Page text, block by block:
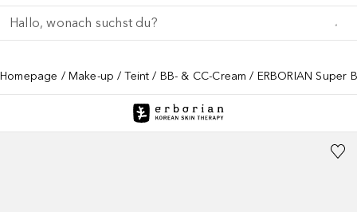
Gehe zurück
Suche ausführen
Homepage Make-up Teint BB- & CC-Cream ERBORIAN Super